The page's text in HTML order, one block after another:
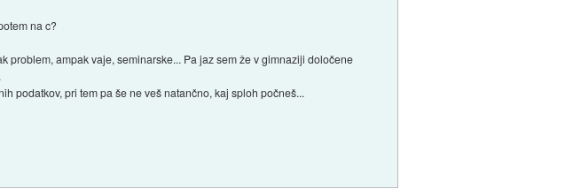
na c?
problem, ampak vaje, seminarske... Pa jaz sem že v gimnaziji določene
podatkov, pri tem pa še ne veš natančno, kaj sploh počneš...